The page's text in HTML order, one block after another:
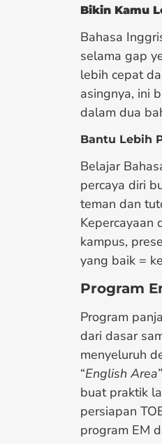
Bikin Kamu
Bahasa
selama gap
lebih cepat
asingnya, ini
dalam dua
Bantu Lebih
Belajar
percaya diri
teman dan
Kepercayaan
kampus,
yang baik =
Program
Program
dari dasar
menyeluruh
“English Area
buat praktik
persiapan
program EM